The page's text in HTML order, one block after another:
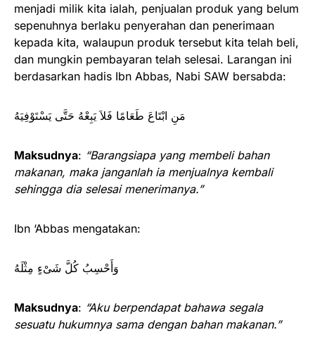
menjadi milik kita ialah, penjualan produk yang belum
sepenuhnya berlaku penyerahan dan penerimaan
kepada kita, walaupun produk tersebut kita telah beli,
dan mungkin pembayaran telah selesai. Larangan ini
berdasarkan hadis Ibn Abbas, Nabi SAW bersabda:
مَنِ ابْتَاعَ طَعَامًا فَلاَ يَبِعْهُ حَتَّى يَسْتَوْفِيَهُ
Maksudnya: “Barangsiapa yang membeli bahan
makanan, maka janganlah ia menjualnya kembali
sehingga dia selesai menerimanya.”
Ibn ‘Abbas mengatakan:
وَأَحْسِبُ كُلَّ شَىْءٍ مِثْلَهُ
Maksudnya: “Aku berpendapat bahawa segala
sesuatu hukumnya sama dengan bahan makanan.”